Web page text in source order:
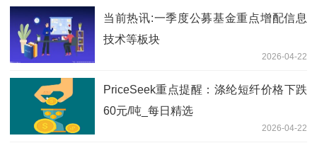
当前热讯:一季度公募基金重点增配信息
技术等板块
2026-04-22
PriceSeek重点提醒：涤纶短纤价格下跌
60元/吨_每日精选
2026-04-22